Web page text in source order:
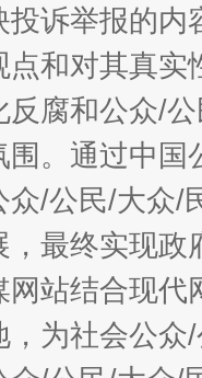
诉举报的
和对其真实
反腐和公众/
。通过中
/公民/大众/
，最终实现
网站结合现
，为社会公